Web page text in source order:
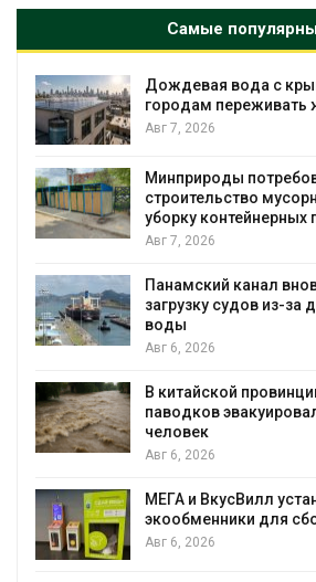
Самые
Дождевая вода с
городам переживать
Авг 7, 2026
Минприроды
строительство
уборку
Авг 7, 2026
Панамский канал
загрузку судов из-за
воды
Авг 6, 2026
В китайской
паводков
человек
Авг 6, 2026
МЕГА и ВкусВилл
экообменники для
Авг 6, 2026